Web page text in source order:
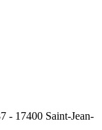
- 17400 Saint-Jean-